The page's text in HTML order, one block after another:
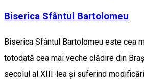
Biserica Sfântul Bartolomeu
Biserica Sfântul Bartolomeu este cea
totodată cea mai veche clădire din
secolul al XIII-lea și suferind